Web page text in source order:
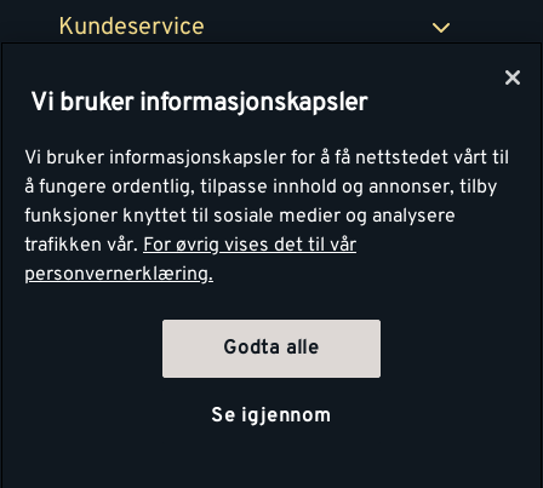
Kundeservice
Montér
Vi bruker informasjonskapsler
Vi bruker informasjonskapsler for å få nettstedet vårt til
å fungere ordentlig, tilpasse innhold og annonser, tilby
funksjoner knyttet til sosiale medier og analysere
trafikken vår. For øvrig vises det til vår
personvernerklæring.
Godta alle
Se igjennom